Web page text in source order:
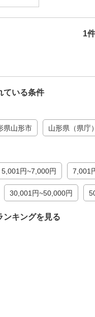
1件
ている条件
県山形市 山形県（県庁）
5,001円~7,000円 7,001
30,001円~50,000円
ンキングを見る